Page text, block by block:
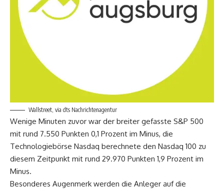
Wallstreet, via dts Nachrichtenagentur
Wenige Minuten zuvor war der breiter gefasste S&P 500
mit rund 7.550 Punkten 0,1 Prozent im Minus, die
Technologiebörse Nasdaq berechnete den Nasdaq 100 zu
diesem Zeitpunkt mit rund 29.970 Punkten 1,9 Prozent im
Minus.
Besonderes Augenmerk werden die Anleger auf die